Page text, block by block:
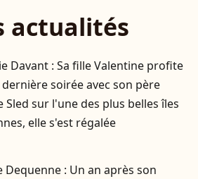
actualités
Davant : Sa fille Valentine profite
dernière soirée avec son père
Sled sur l'une des plus belles îles
elle s'est régalée
Dequenne : Un an après son